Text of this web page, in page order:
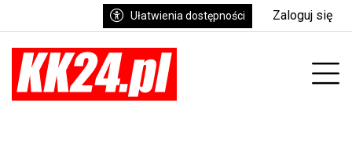
Ułatwienia dostępności Zaloguj się